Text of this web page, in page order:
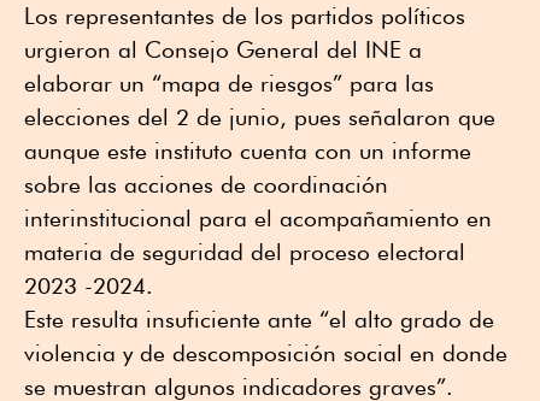
Los representantes de los partidos políticos
urgieron al Consejo General del INE a
elaborar un “mapa de riesgos” para las
elecciones del 2 de junio, pues señalaron que
aunque este instituto cuenta con un informe
sobre las acciones de coordinación
interinstitucional para el acompañamiento en
materia de seguridad del proceso electoral
2023 -2024.
Este resulta insuficiente ante “el alto grado de
violencia y de descomposición social en donde
se muestran algunos indicadores graves”.